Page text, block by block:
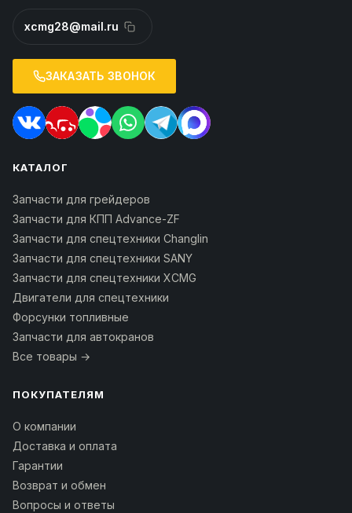
xcmg28@mail.ru
ЗАКАЗАТЬ ЗВОНОК
КАТАЛОГ
Запчасти для грейдеров
Запчасти для КПП Advance-ZF
Запчасти для спецтехники Changlin
Запчасти для спецтехники SANY
Запчасти для спецтехники XCMG
Двигатели для спецтехники
Форсунки топливные
Запчасти для автокранов
Все товары →
ПОКУПАТЕЛЯМ
О компании
Доставка и оплата
Гарантии
Возврат и обмен
Вопросы и ответы